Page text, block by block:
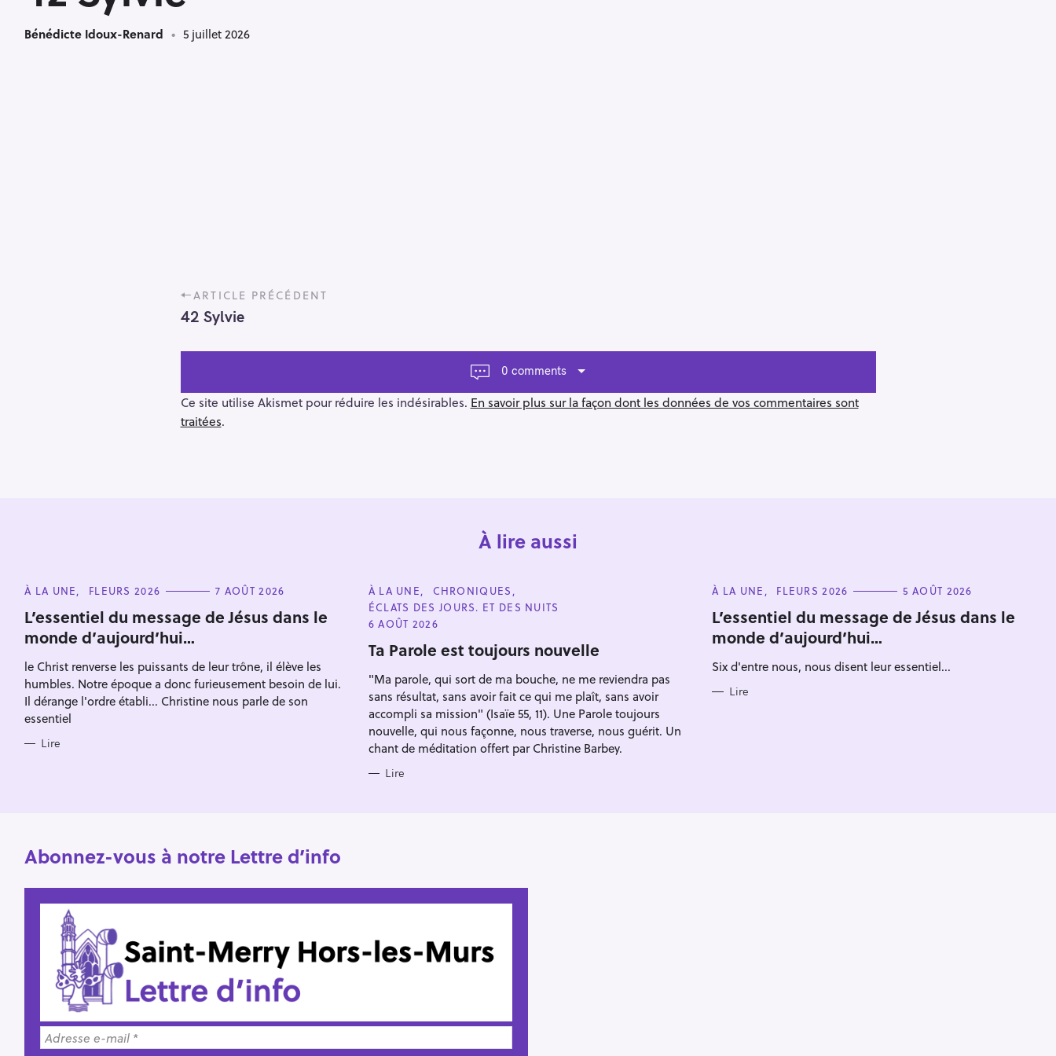
Bénédicte Idoux-Renard 5 juillet 2026
P
o
s
t
v
i
ARTICLE PRÉCÉDENT
42 Sylvie
0 comments
Ce site utilise Akismet pour réduire les indésirables. En savoir plus sur la façon dont les données de vos commentaires sont
traitées.
À lire aussi
C
T
E
G
O
I
E
S
À LA UNE FLEURS 2026 7 AOÛT 2026
L’essentiel du message de Jésus dans le
monde d’aujourd’hui…
le Christ renverse les puissants de leur trône, il élève les
humbles. Notre époque a donc furieusement besoin de lui.
Il dérange l'ordre établi... Christine nous parle de son
essentiel
Lire
C
A
T
E
O
R
E
À LA UNE
CHRONIQUES
ÉCLATS DES JOURS. ET DES NUITS
6 AOÛT 2026
Ta Parole est toujours nouvelle
"Ma parole, qui sort de ma bouche, ne me reviendra pas
sans résultat, sans avoir fait ce qui me plaît, sans avoir
accompli sa mission" (Isaïe 55, 11). Une Parole toujours
nouvelle, qui nous façonne, nous traverse, nous guérit. Un
chant de méditation offert par Christine Barbey.
Lire
C
T
E
G
O
I
S
À LA UNE FLEURS 2026 5 AOÛT 2026
L’essentiel du message de Jésus dans le
monde d’aujourd’hui…
Six d'entre nous, nous disent leur essentiel...
Lire
Abonnez-vous à notre Lettre d’info
c
h
e
r
c
h
e
Pour effacer la recherche appuyez sur
Escape